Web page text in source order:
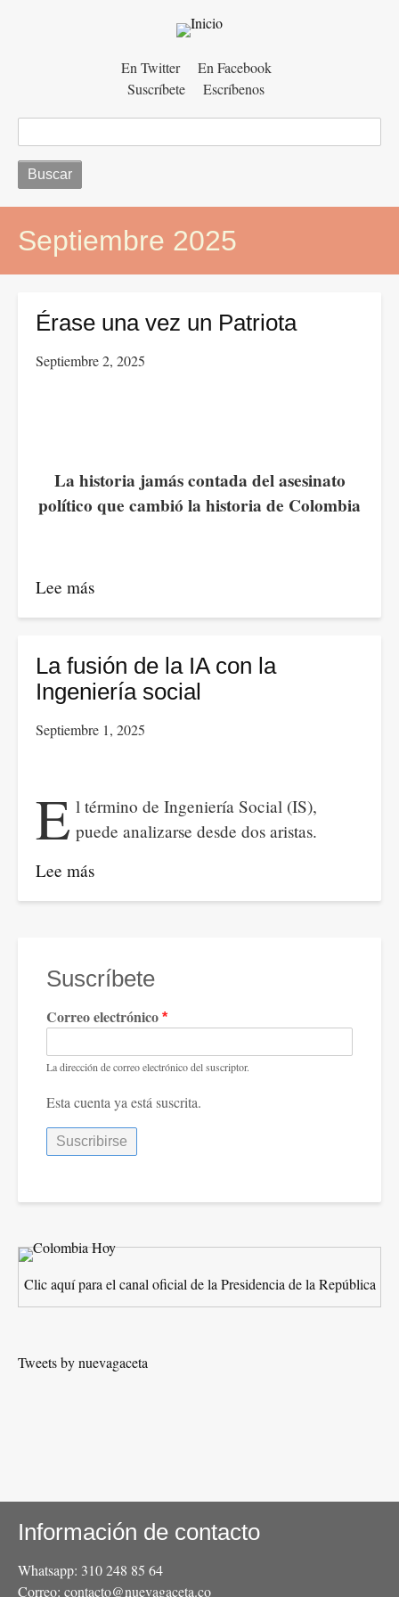
En Twitter
En Facebook
Suscríbete
Escríbenos
Septiembre 2025
Érase una vez un Patriota
Septiembre 2, 2025
La historia jamás contada del asesinato
político que cambió la historia de Colombia
Lee más
Érase
vez
un
La fusión de la IA con la
Ingeniería social
Septiembre 1, 2025
E l término de Ingeniería Social (IS),
puede analizarse desde dos aristas.
Lee más
La
la
con
Ingeniería
social
Suscríbete
Correo electrónico
La dirección de correo electrónico del suscriptor.
Esta cuenta ya está suscrita.
Clic aquí para el canal oficial de la Presidencia de la República
Tweets by nuevagaceta
Información de contacto
Whatsapp: 310 248 85 64
Correo: contacto@nuevagaceta.co